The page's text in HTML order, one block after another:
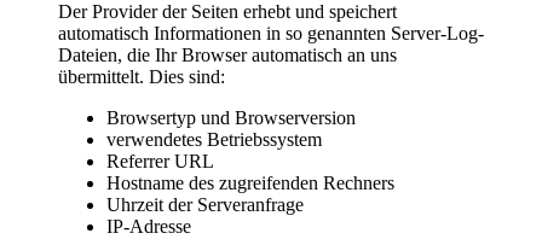
Der Provider der Seiten erhebt und speichert
automatisch Informationen in so genannten Server-Log-
Dateien, die Ihr Browser automatisch an uns
übermittelt. Dies sind:
Browsertyp und Browserversion
verwendetes Betriebssystem
Referrer URL
Hostname des zugreifenden Rechners
Uhrzeit der Serveranfrage
IP-Adresse